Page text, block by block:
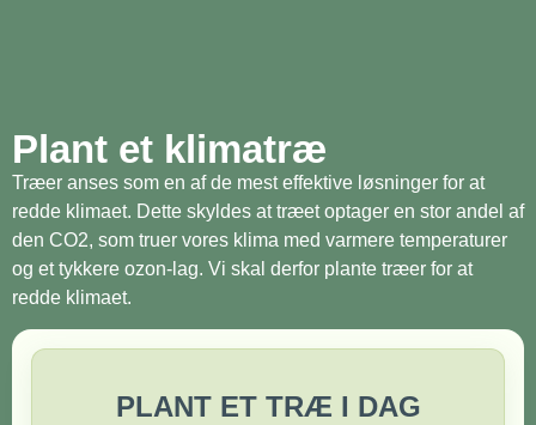
Plant et klimatræ
Træer anses som en af de mest effektive løsninger for at
redde klimaet. Dette skyldes at træet optager en stor andel af
den CO2, som truer vores klima med varmere temperaturer
og et tykkere ozon-lag. Vi skal derfor plante træer for at
redde klimaet.
PLANT ET TRÆ I DAG